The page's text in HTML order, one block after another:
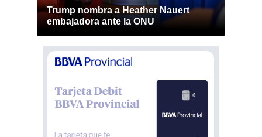
Trump nombra a Heather Nauert
embajadora ante la ONU